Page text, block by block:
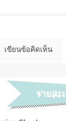
เขียนข้อคิดเห็น